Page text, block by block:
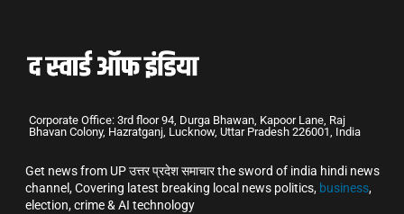
Corporate Office: 3rd floor 94, Durga Bhawan, Kapoor Lane, Raj
Bhavan Colony, Hazratganj, Lucknow, Uttar Pradesh 226001, India
Get news from UP उत्तर प्रदेश समाचार the sword of india hindi news
channel, Covering latest breaking local news politics, business,
election, crime & AI technology